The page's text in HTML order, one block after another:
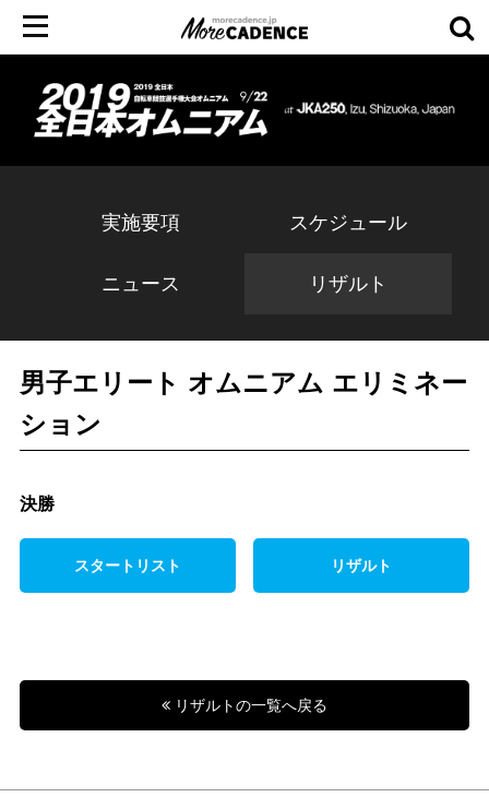
実施要項 スケジュール
ニュース リザルト
男子エリート オムニアム エリミネー
ション
決勝
スタートリスト リザルト
リザルトの一覧へ戻る